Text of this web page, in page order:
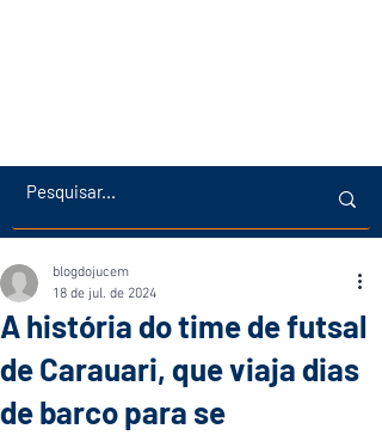
A história do time de futsal
de Carauari, que viaja dias
de barco para se
blogdojucem
18 de jul. de 2024